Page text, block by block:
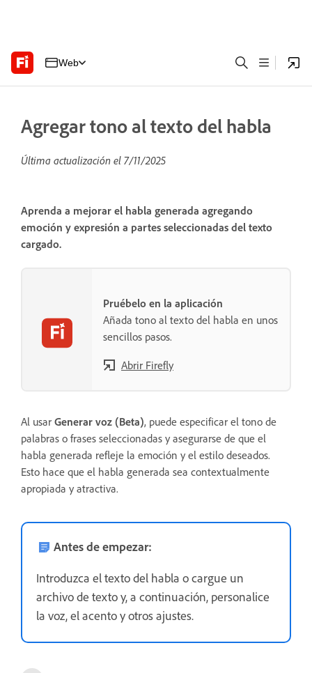
Web
Agregar tono al texto del habla
Última actualización el 7/11/2025
Aprenda a mejorar el habla generada agregando
emoción y expresión a partes seleccionadas del texto
cargado.
Pruébelo en la aplicación
Añada tono al texto del habla en unos
sencillos pasos.
Abrir Firefly
Al usar Generar voz (Beta), puede especificar el tono de
palabras o frases seleccionadas y asegurarse de que el
habla generada refleje la emoción y el estilo deseados.
Esto hace que el habla generada sea contextualmente
apropiada y atractiva.
Antes de empezar:
Introduzca el texto del habla o cargue un
archivo de texto y, a continuación, personalice
la voz, el acento y otros ajustes.